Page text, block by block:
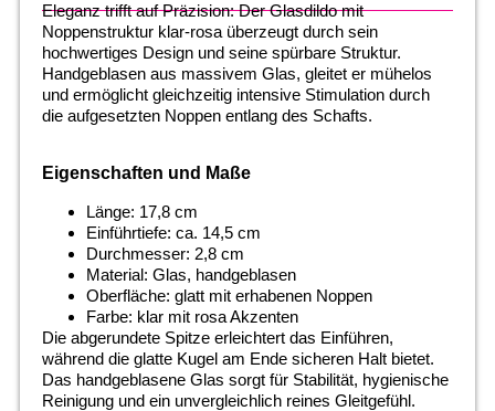
Eleganz trifft auf Präzision: Der Glasdildo mit
Noppenstruktur klar-rosa überzeugt durch sein
hochwertiges Design und seine spürbare Struktur.
Handgeblasen aus massivem Glas, gleitet er mühelos
und ermöglicht gleichzeitig intensive Stimulation durch
die aufgesetzten Noppen entlang des Schafts.
Eigenschaften und Maße
Länge: 17,8 cm
Einführtiefe: ca. 14,5 cm
Durchmesser: 2,8 cm
Material: Glas, handgeblasen
Oberfläche: glatt mit erhabenen Noppen
Farbe: klar mit rosa Akzenten
Die abgerundete Spitze erleichtert das Einführen,
während die glatte Kugel am Ende sicheren Halt bietet.
Das handgeblasene Glas sorgt für Stabilität, hygienische
Reinigung und ein unvergleichlich reines Gleitgefühl.